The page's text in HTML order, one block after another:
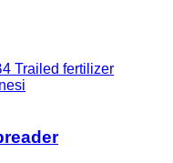
Trailed fertilizer